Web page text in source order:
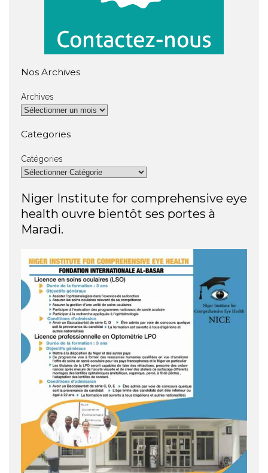
Nos Archives
Archives
Categories
Catégories
Niger Institute for comprehensive eye
health ouvre bientôt ses portes à
Maradi.